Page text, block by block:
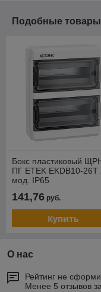
Подобные
Бокс пластиковый
ПГ ETEK EKDB10-26T
мод. IP65
прозр. дверью
141,76 руб.
Купить
О нас
Рейтинг не
Менее 5 отзывов